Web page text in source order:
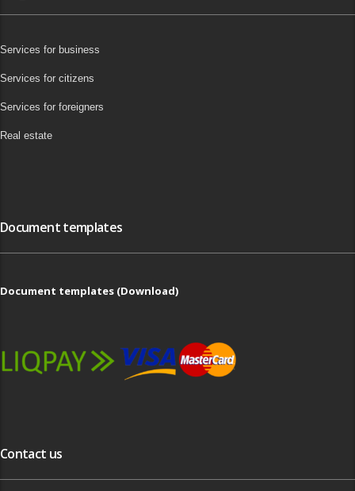
Services for business
Services for citizens
Services for foreigners
Real estate
Document templates
Document templates (Download)
Contact us